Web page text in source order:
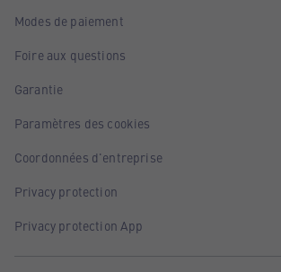
Modes de paiement
Foire aux questions
Garantie
Paramètres des cookies
Coordonnées d'entreprise
Privacy protection
Privacy protection App